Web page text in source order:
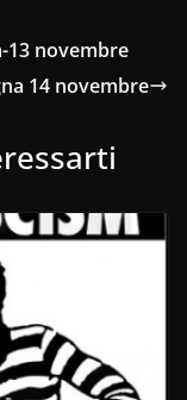
13 novembre
14 novembre